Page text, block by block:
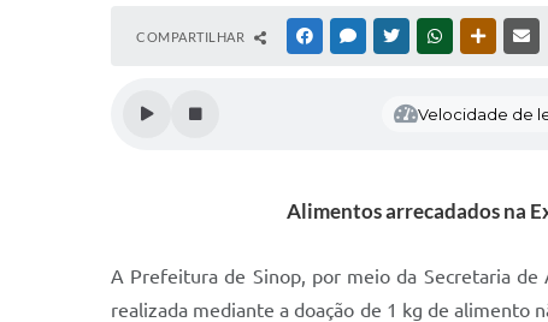
COMPARTILHAR FACEBOOKMESSENGER
TWITTERWHATSAPPOUTRAS
Velocidade de
Alimentos arrecadados na
A Prefeitura de Sinop, por meio da Secretaria de
realizada mediante a doação de 1 kg de alimento